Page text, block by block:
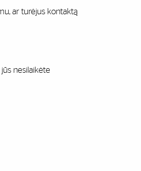
ar turėjus kontaktą
nesilaikėte